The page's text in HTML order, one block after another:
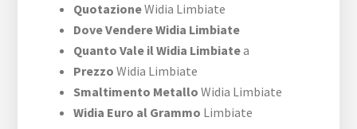
QuotazioneWidia Limbiate
Dove Vendere Widia Limbiate
Quanto Vale il Widia Limbiatea
Prezzo Widia Limbiate
Smaltimento Metallo Widia Limbiate
Widia Euro al Grammo Limbiate